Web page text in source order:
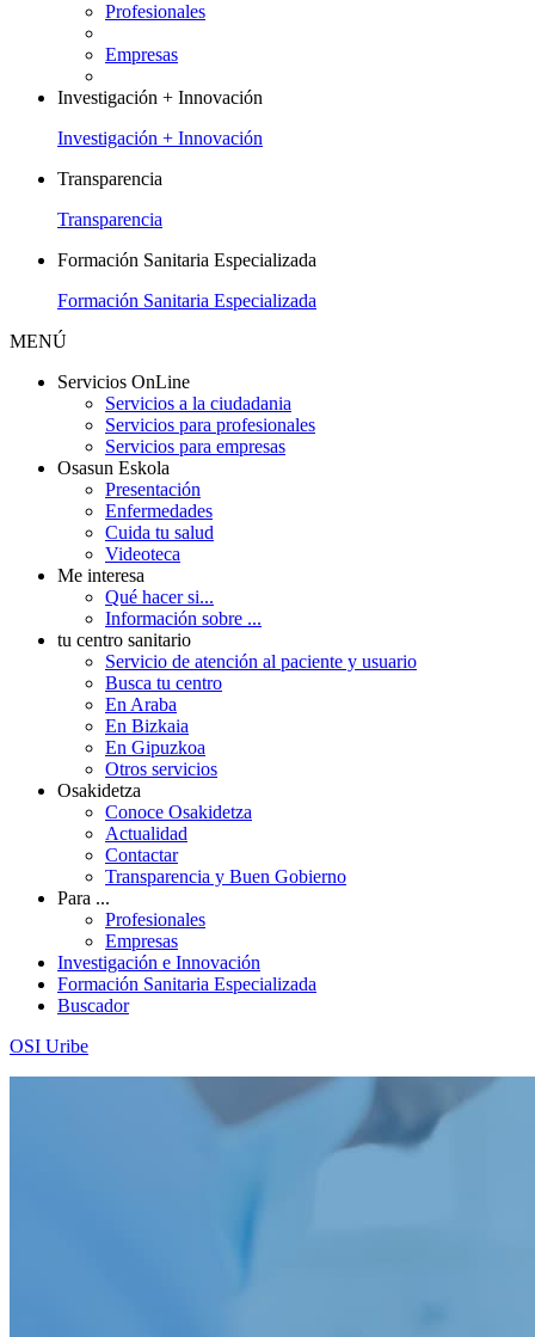
Profesionales
Empresas
Investigación + Innovación
Investigación + Innovación
Transparencia
Transparencia
Formación Sanitaria Especializada
Formación Sanitaria Especializada
MENÚ
Servicios OnLine
Servicios a la ciudadania
Servicios para profesionales
Servicios para empresas
Osasun Eskola
Presentación
Enfermedades
Cuida tu salud
Videoteca
Me interesa
Qué hacer si...
Información sobre ...
tu centro sanitario
Servicio de atención al paciente y usuario
Busca tu centro
En Araba
En Bizkaia
En Gipuzkoa
Otros servicios
Osakidetza
Conoce Osakidetza
Actualidad
Contactar
Transparencia y Buen Gobierno
Para ...
Profesionales
Empresas
Investigación e Innovación
Formación Sanitaria Especializada
Buscador
OSI Uribe